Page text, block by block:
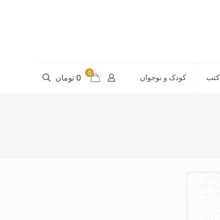
کودک و نوجوان 0 0 تومان